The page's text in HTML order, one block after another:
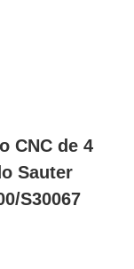
CNC de 4
Sauter
S30067